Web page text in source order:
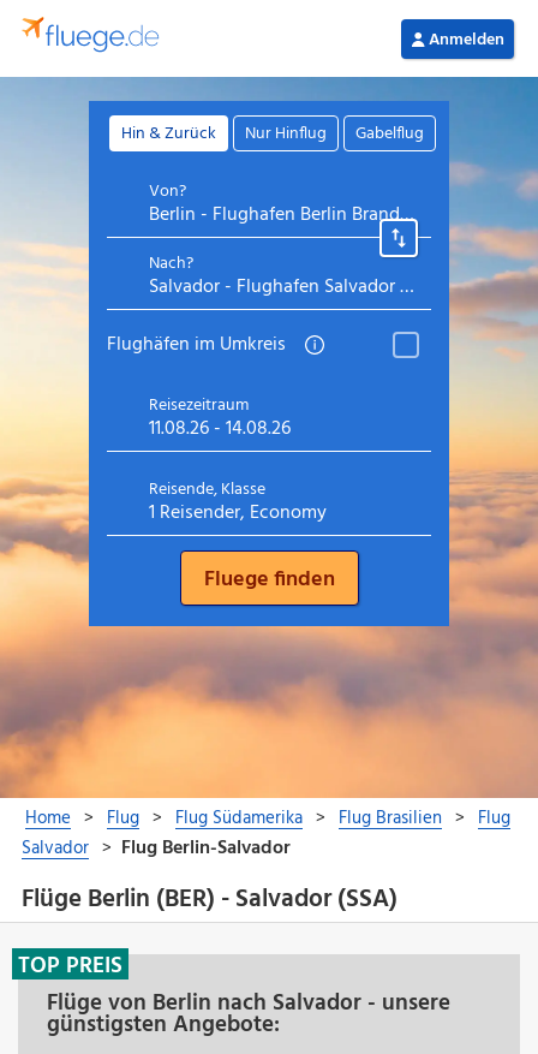
Flüge Berlin (BER) - Salvador (SSA)
Flüge von Berlin nach Salvador - unsere
günstigsten Angebote:
TOP PREIS